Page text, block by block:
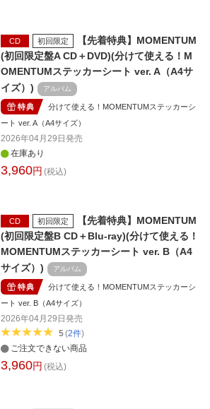
CD 初回限定
【先着特典】MOMENTUM
(初回限定盤A CD＋DVD)(分けて使える！M
OMENTUMステッカーシート ver. A（A4サ
イズ）)
アルバム
特典
分けて使える！MOMENTUMステッカーシ
ート ver. A（A4サイズ）
2026年04月29日 発売
在庫あり
3,960円 (税込)
CD 初回限定
【先着特典】MOMENTUM
(初回限定盤B CD＋Blu-ray)(分けて使える！
MOMENTUMステッカーシート ver. B（A4
サイズ）)
アルバム
特典
分けて使える！MOMENTUMステッカーシ
ート ver. B（A4サイズ）
2026年04月29日 発売
5(2件)
ご注文できない商品
3,960円 (税込)